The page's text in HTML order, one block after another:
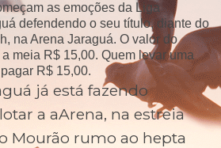
as emoções da Liga
defendendo o seu título, diante do
na Arena Jaraguá. O valor do
meia R$ 15,00. Quem levar uma
R$ 15,00.
já está fazendo
a aArena, na estreia
Mourão rumo ao hepta